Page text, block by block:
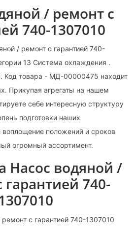
/ ремонт с
740-1307010
/ ремонт с гарантией 740-
13 Система охлаждения .
Код товара - МД-00000475 находит
Прикупая агрегаты на нашем
себе интересную структуру
подготовки наших
воплощение положений и сроков
огромный ассортимент.
Насос водяной /
гарантией 740-